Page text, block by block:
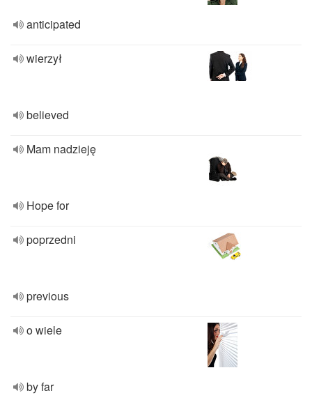
anticipated
wierzył
believed
Mam nadzieję
Hope for
poprzedni
previous
o wiele
by far